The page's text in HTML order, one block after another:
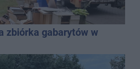
zbiórka gabarytów w